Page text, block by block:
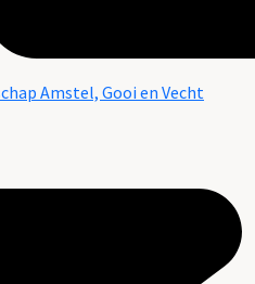
Amstel, Gooi en Vecht